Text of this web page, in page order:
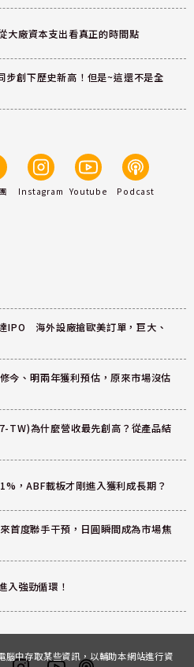
大廠資本支出看真正的時間點
創下歷史新高！但是~這還不是全
Instagram Youtube Podcast
IPO 海外設廠搶歐美訂單，巨大、
今、明兩年獲利預估，原來市場沒估
TW)為什麼營收最先創高？從產品結
，ABF載板才剛進入獲利成長期？
首度聯手干預，日圓瞬間成為市場焦
入強勁循環！
中存取某些資訊，以輔助本網站進行資